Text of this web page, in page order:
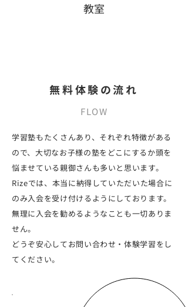
教室
無料体験の流れ
FLOW
学習塾もたくさんあり、それぞれ特徴がある
ので、大切なお子様の塾をどこにするか頭を
悩ませている親御さんも多いと思います。
Rizeでは、本当に納得していただいた場合に
のみ入会を受け付けるようにしております。
無理に入会を勧めるようなことも一切ありま
せん。
どうぞ安心してお問い合わせ・体験学習をし
てください。